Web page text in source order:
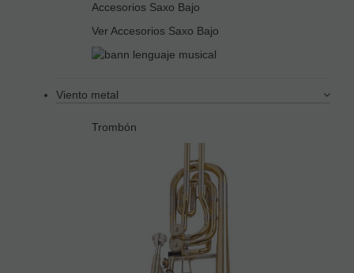
Accesorios Saxo Bajo
Ver Accesorios Saxo Bajo
Viento metal
Trombón